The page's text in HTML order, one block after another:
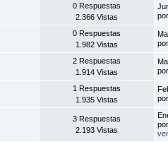
0 Respuestas
2.366 Vistas
0 Respuestas
1.982 Vistas
2 Respuestas
1.914 Vistas
1 Respuestas
1.935 Vistas
3 Respuestas
2.193 Vistas